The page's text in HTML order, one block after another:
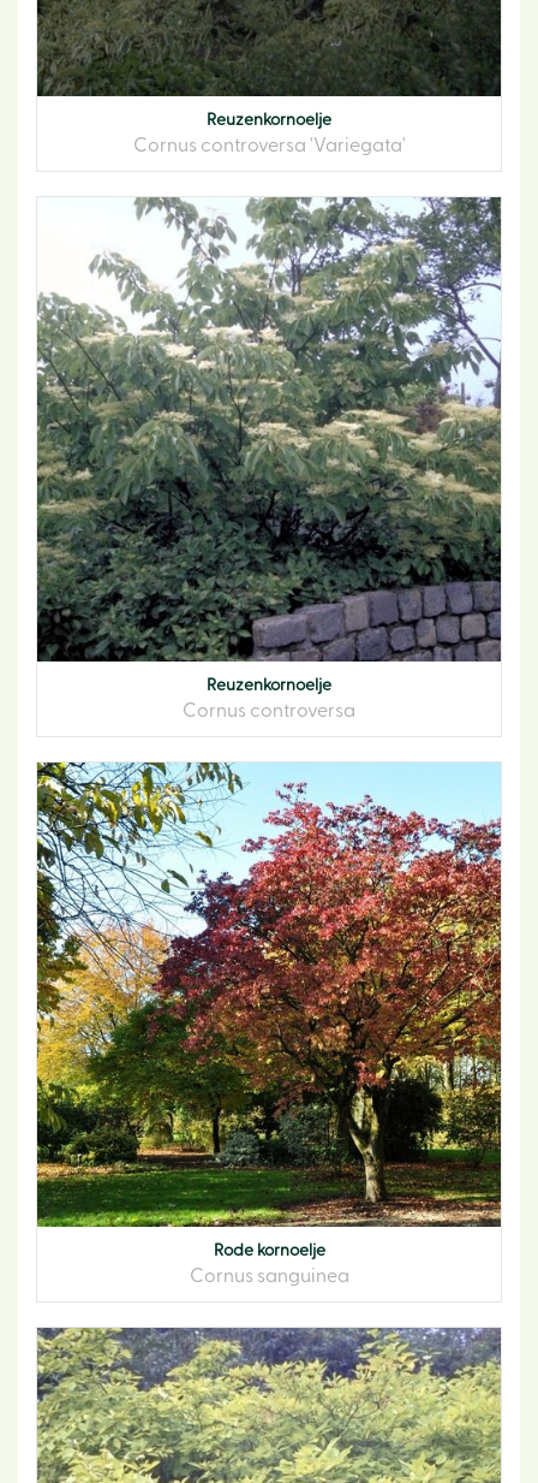
Reuzenkornoelje
Cornus controversa 'Variegata'
Reuzenkornoelje
Cornus controversa
Rode kornoelje
Cornus sanguinea